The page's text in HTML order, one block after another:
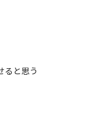
ると思う